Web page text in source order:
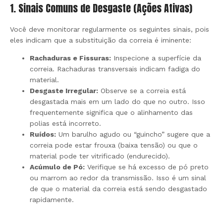
1. Sinais Comuns de Desgaste (Ações Ativas)
Você deve monitorar regularmente os seguintes sinais, pois
eles indicam que a substituição da correia é iminente:
Rachaduras e Fissuras: Inspecione a superfície da
correia. Rachaduras transversais indicam fadiga do
material.
Desgaste Irregular: Observe se a correia está
desgastada mais em um lado do que no outro. Isso
frequentemente significa que o alinhamento das
polias está incorreto.
Ruídos: Um barulho agudo ou “guincho” sugere que a
correia pode estar frouxa (baixa tensão) ou que o
material pode ter vitrificado (endurecido).
Acúmulo de Pó: Verifique se há excesso de pó preto
ou marrom ao redor da transmissão. Isso é um sinal
de que o material da correia está sendo desgastado
rapidamente.